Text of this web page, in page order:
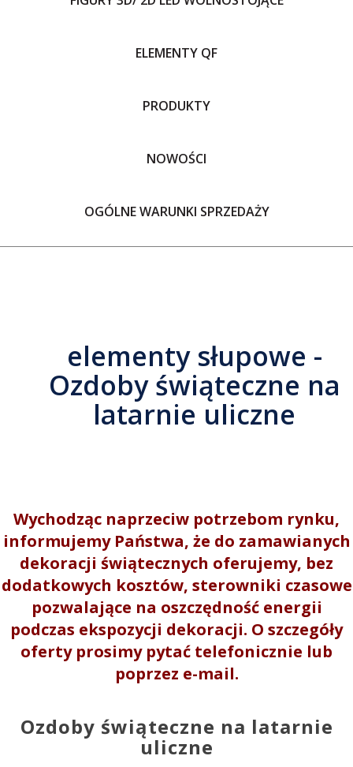
ELEMENTY QF
PRODUKTY
NOWOŚCI
OGÓLNE WARUNKI SPRZEDAŻY
elementy słupowe -
Ozdoby świąteczne na
latarnie uliczne
Wychodząc naprzeciw potrzebom rynku,
informujemy Państwa, że do zamawianych
dekoracji świątecznych oferujemy, bez
dodatkowych kosztów, sterowniki czasowe
pozwalające na oszczędność energii
podczas ekspozycji dekoracji. O szczegóły
oferty prosimy pytać telefonicznie lub
poprzez e-mail.
Ozdoby świąteczne na latarnie
uliczne